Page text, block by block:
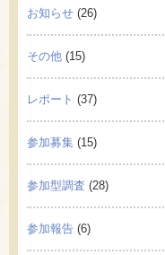
お知らせ (26)
その他 (15)
レポート (37)
参加募集 (15)
参加型調査 (28)
参加報告 (6)